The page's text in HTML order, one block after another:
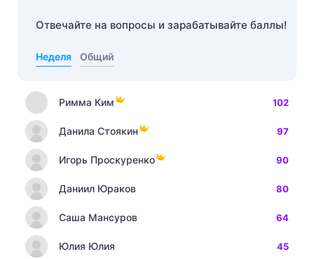
Отвечайте на вопросы и зарабатывайте баллы!
Неделя Общий
Римма Ким 102
Данила Стоякин 97
Игорь Проскуренко 90
Даниил Юраков 80
Саша Мансуров 64
Юлия Юлия 45